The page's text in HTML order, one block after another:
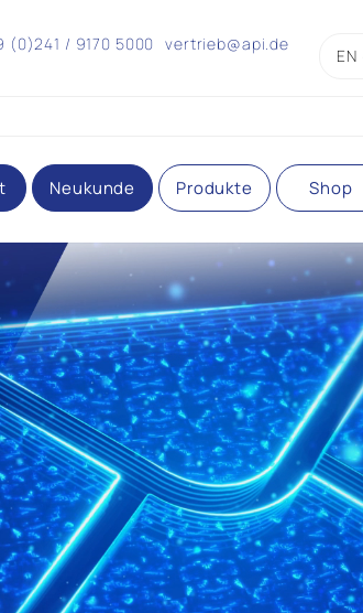
(0)241 / 9170 5000 vertrieb@api.de
EN
Neukunde Produkte Shop